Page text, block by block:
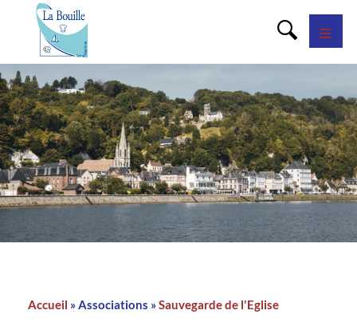
Accueil Associations Sauvegarde de l'Eglise
Panneau de gestion des cookies